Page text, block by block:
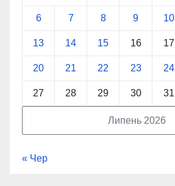
Липень 2026
6 7 8 9 10
13 14 15 16 17
20 21 22 23 24
27 28 29 30 31
« Чер